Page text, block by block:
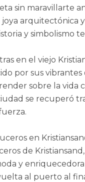
sin maravillarte
arquitectónica
y simbolismo
en el viejo
por sus vibrantes
sobre la vida
se recuperó
en
de
y
al puerto al